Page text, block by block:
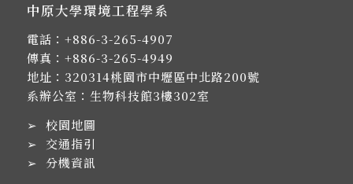
中原大學環境工程學系
電話： +886-3-265-4907
傳真：+886-3-265-4949
地址： 320314桃園市中壢區中北路200號
系辦公室：生物科技館3樓302室
➢ 校園地圖
➢ 交通指引
➢ 分機資訊